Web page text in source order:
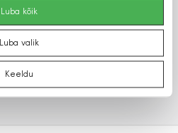
Luba kõik
Luba valik
Keeldu